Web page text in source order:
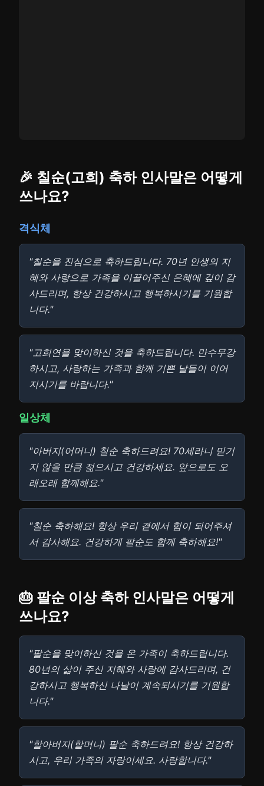
🎉 칠순(고희) 축하 인사말은 어떻게
쓰나요?
격식체
"칠순을 진심으로 축하드립니다. 70년 인생의 지
혜와 사랑으로 가족을 이끌어주신 은혜에 깊이 감
사드리며, 항상 건강하시고 행복하시기를 기원합
니다."
"고희연을 맞이하신 것을 축하드립니다. 만수무강
하시고, 사랑하는 가족과 함께 기쁜 날들이 이어
지시기를 바랍니다."
일상체
"아버지(어머니) 칠순 축하드려요! 70세라니 믿기
지 않을 만큼 젊으시고 건강하세요. 앞으로도 오
래오래 함께해요."
"칠순 축하해요! 항상 우리 곁에서 힘이 되어주셔
서 감사해요. 건강하게 팔순도 함께 축하해요!"
🎂 팔순 이상 축하 인사말은 어떻게
쓰나요?
"팔순을 맞이하신 것을 온 가족이 축하드립니다.
80년의 삶이 주신 지혜와 사랑에 감사드리며, 건
강하시고 행복하신 나날이 계속되시기를 기원합
니다."
"할아버지(할머니) 팔순 축하드려요! 항상 건강하
시고, 우리 가족의 자랑이세요. 사랑합니다."